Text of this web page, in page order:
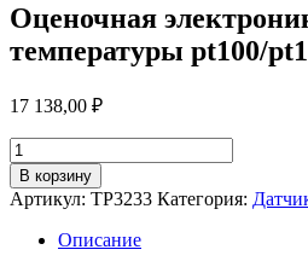
Оценочная
температуры pt100/
17 138,00 ₽
Количество
товара
Оценочная
электроника
датчиков
В корзину
Артикул: TP3233 Категория:
Описание